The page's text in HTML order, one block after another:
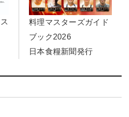
料理マスターズガイド
ブック2026
日本食糧新聞発行